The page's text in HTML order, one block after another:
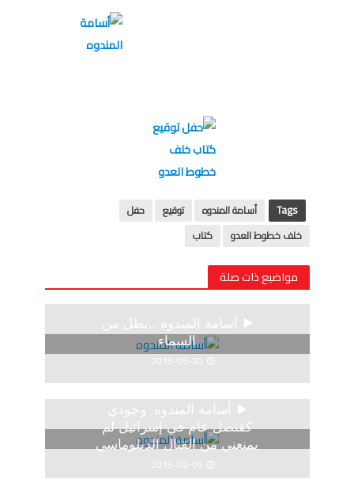
Tags أسامة المندوه توقيع
حفل
خلف خطوط العدو
كتاب
مواضيع ذات صلة
أسامة المندوه ..بطل من
السماء
2018-06-20
أسامة المندوه: وجودي
كقنصل عام في إسرائيل لم
يمنعني من القتال الدبلوماسي
2018-02-05